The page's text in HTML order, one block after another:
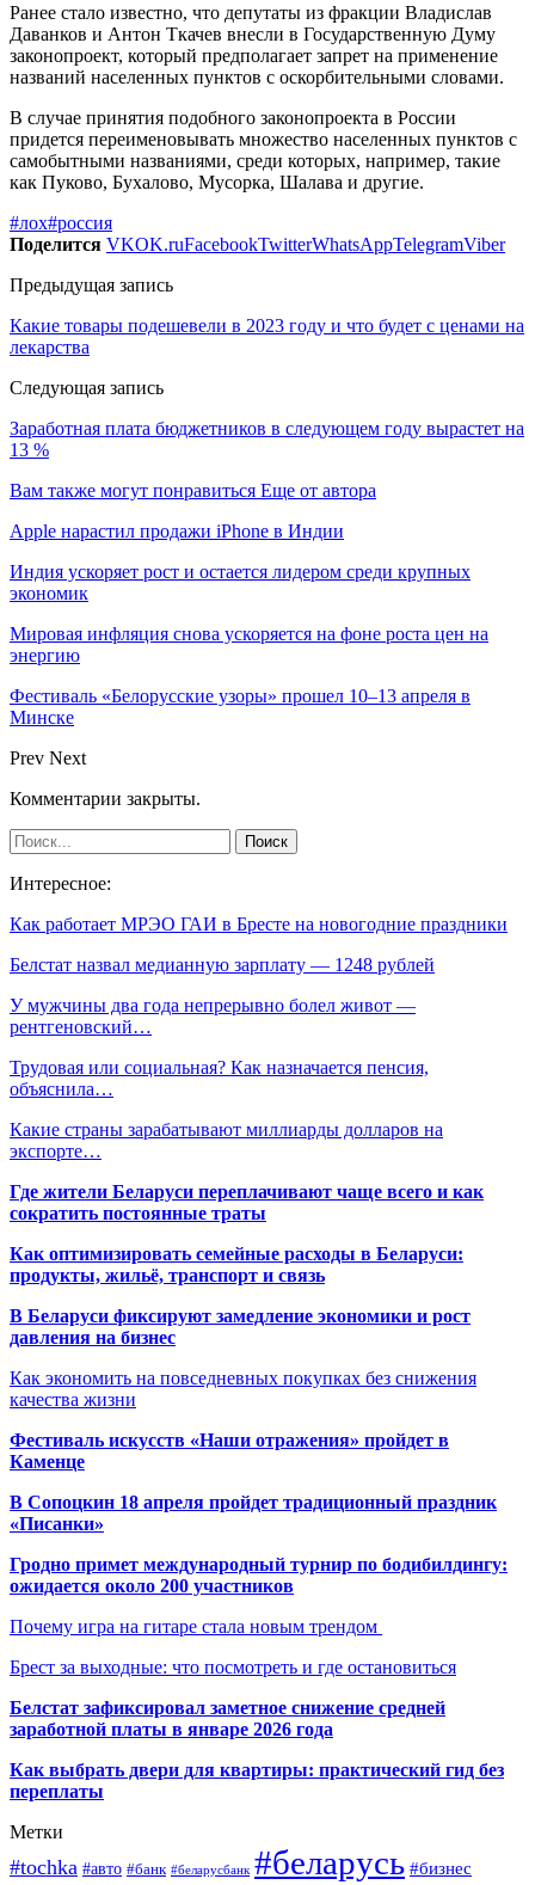
Ранее стало известно, что депутаты из фракции Владислав
Даванков и Антон Ткачев внесли в Государственную Думу
законопроект, который предполагает запрет на применение
названий населенных пунктов с оскорбительными словами.
В случае принятия подобного законопроекта в России
придется переименовывать множество населенных пунктов с
самобытными названиями, среди которых, например, такие
как Пуково, Бухалово, Мусорка, Шалава и другие.
#лох#россия
Поделится VKOK.ruFacebookTwitterWhatsAppTelegramViber
Предыдущая запись
Какие товары подешевели в 2023 году и что будет с ценами на
лекарства
Следующая запись
Заработная плата бюджетников в следующем году вырастет на
13 %
Вам также могут понравиться Еще от автора
Apple нарастил продажи iPhone в Индии
Индия ускоряет рост и остается лидером среди крупных
экономик
Мировая инфляция снова ускоряется на фоне роста цен на
энергию
Фестиваль «Белорусские узоры» прошел 10–13 апреля в
Минске
Prev Next
Комментарии закрыты.
Интересное:
Как работает МРЭО ГАИ в Бресте на новогодние праздники
Белстат назвал медианную зарплату — 1248 рублей
У мужчины два года непрерывно болел живот —
рентгеновский…
Трудовая или социальная? Как назначается пенсия,
объяснила…
Какие страны зарабатывают миллиарды долларов на
экспорте…
Где жители Беларуси переплачивают чаще всего и как
сократить постоянные траты
Как оптимизировать семейные расходы в Беларуси:
продукты, жильё, транспорт и связь
В Беларуси фиксируют замедление экономики и рост
давления на бизнес
Как экономить на повседневных покупках без снижения
качества жизни
Фестиваль искусств «Наши отражения» пройдет в
Каменце
В Сопоцкин 18 апреля пройдет традиционный праздник
«Писанки»
Гродно примет международный турнир по бодибилдингу:
ожидается около 200 участников
Почему игра на гитаре стала новым трендом
Брест за выходные: что посмотреть и где остановиться
Белстат зафиксировал заметное снижение средней
заработной платы в январе 2026 года
Как выбрать двери для квартиры: практический гид без
переплаты
Метки
#tochka #авто #банк #беларусбанк #беларусь #бизнес